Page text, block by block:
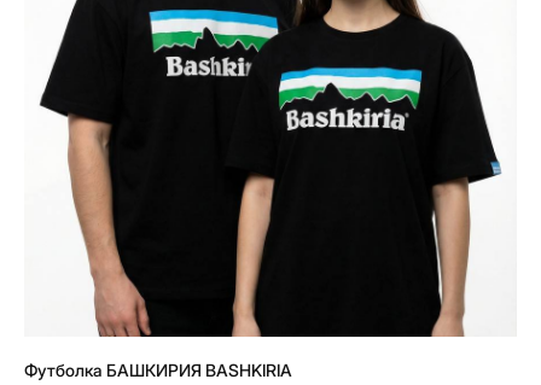
Футболка БАШКИРИЯ BASHKIRIA